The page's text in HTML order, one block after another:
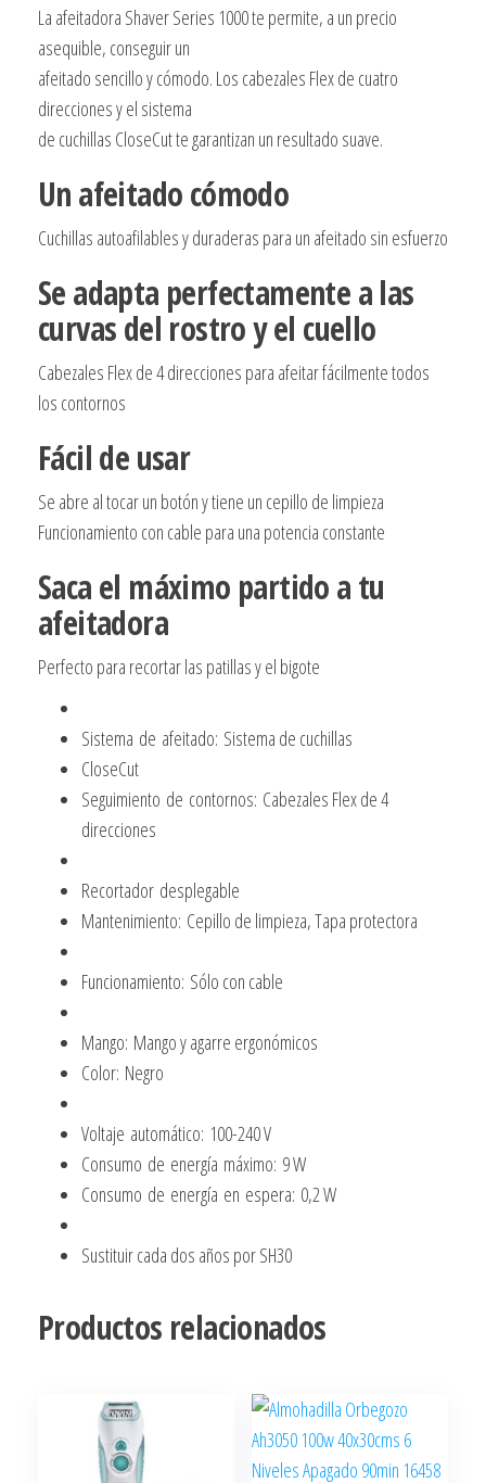
DIRECCIONES
-
CUCHILLAS
AUTOAFILABLES
CLOSECUT
-
CON
CABLE
RECORTADOR
DESPLEGABLE
MANGO
ERG
cantidad
La afeitadora Shaver Series 1000 te permite, a un precio
asequible, conseguir un
afeitado sencillo y cómodo. Los cabezales Flex de cuatro
direcciones y el sistema
de cuchillas CloseCut te garantizan un resultado suave.
Un afeitado cómodo
Cuchillas autoafilables y duraderas para un afeitado sin esfuerzo
Se adapta perfectamente a las
curvas del rostro y el cuello
Cabezales Flex de 4 direcciones para afeitar fácilmente todos
los contornos
Fácil de usar
Se abre al tocar un botón y tiene un cepillo de limpieza
Funcionamiento con cable para una potencia constante
Saca el máximo partido a tu
afeitadora
Perfecto para recortar las patillas y el bigote
Sistema de afeitado: Sistema de cuchillas
CloseCut
Seguimiento de contornos: Cabezales Flex de 4
direcciones
Recortador desplegable
Mantenimiento: Cepillo de limpieza, Tapa protectora
Funcionamiento: Sólo con cable
Mango: Mango y agarre ergonómicos
Color: Negro
Voltaje automático: 100-240 V
Consumo de energía máximo: 9 W
Consumo de energía en espera: 0,2 W
Sustituir cada dos años por SH30
Productos relacionados